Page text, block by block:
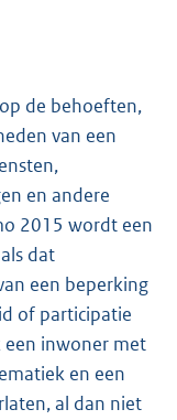
de behoeften,
van een
en andere
2015 wordt een
dat
een beperking
of participatie
een inwoner met
en een
al dan niet